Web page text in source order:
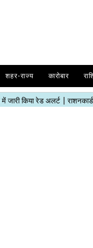
शहर-राज्य कारोबार